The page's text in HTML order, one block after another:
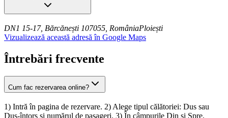
DN1 15-17, Bărcănești 107055, RomâniaPloiești
Vizualizează această adresă în Google Maps
Întrebări frecvente
Cum fac rezervarea online?
1) Intră în pagina de rezervare. 2) Alege tipul călătoriei: Dus sau
Dus-întors și numărul de pasageri. 3) În câmpurile Din și Spre,